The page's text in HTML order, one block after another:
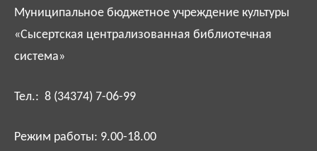
Муниципальное бюджетное учреждение культуры
«Сысертская централизованная библиотечная
система»
Тел.: 8 (34374) 7-06-99
Режим работы: 9.00-18.00